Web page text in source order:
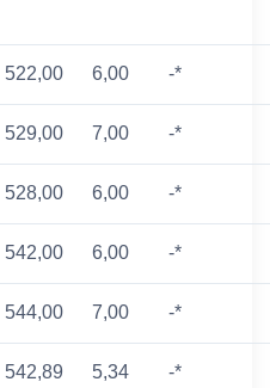
522,00 6,00 -*
529,00 7,00 -*
528,00 6,00 -*
542,00 6,00 -*
544,00 7,00 -*
542,89 5,34 -*